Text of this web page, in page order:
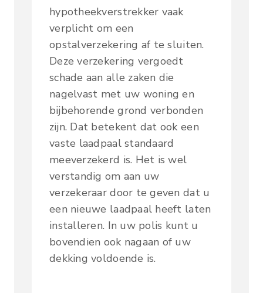
hypotheekverstrekker vaak
verplicht om een
opstalverzekering af te sluiten.
Deze verzekering vergoedt
schade aan alle zaken die
nagelvast met uw woning en
bijbehorende grond verbonden
zijn. Dat betekent dat ook een
vaste laadpaal standaard
meeverzekerd is. Het is wel
verstandig om aan uw
verzekeraar door te geven dat u
een nieuwe laadpaal heeft laten
installeren. In uw polis kunt u
bovendien ook nagaan of uw
dekking voldoende is.